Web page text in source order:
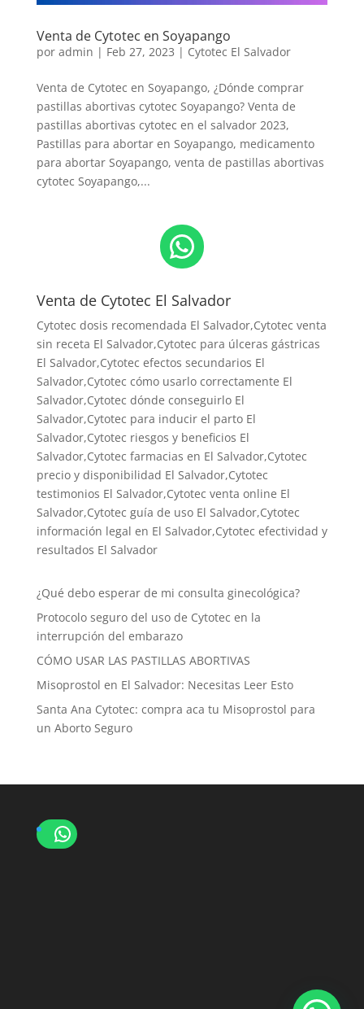
Venta de Cytotec en Soyapango
por admin | Feb 27, 2023 | Cytotec El Salvador
Venta de Cytotec en Soyapango, ¿Dónde comprar
pastillas abortivas cytotec Soyapango? Venta de
pastillas abortivas cytotec en el salvador 2023,
Pastillas para abortar en Soyapango, medicamento
para abortar Soyapango, venta de pastillas abortivas
cytotec Soyapango,...
WhatsApp
Venta de Cytotec El Salvador
Cytotec dosis recomendada El Salvador,Cytotec venta
sin receta El Salvador,Cytotec para úlceras gástricas
El Salvador,Cytotec efectos secundarios El
Salvador,Cytotec cómo usarlo correctamente El
Salvador,Cytotec dónde conseguirlo El
Salvador,Cytotec para inducir el parto El
Salvador,Cytotec riesgos y beneficios El
Salvador,Cytotec farmacias en El Salvador,Cytotec
precio y disponibilidad El Salvador,Cytotec
testimonios El Salvador,Cytotec venta online El
Salvador,Cytotec guía de uso El Salvador,Cytotec
información legal en El Salvador,Cytotec efectividad y
resultados El Salvador
¿Qué debo esperar de mi consulta ginecológica?
Protocolo seguro del uso de Cytotec en la
interrupción del embarazo
CÓMO USAR LAS PASTILLAS ABORTIVAS
Misoprostol en El Salvador: Necesitas Leer Esto
Santa Ana Cytotec: compra aca tu Misoprostol para
un Aborto Seguro
WhatsApp